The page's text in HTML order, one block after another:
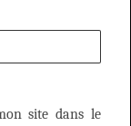
site dans le